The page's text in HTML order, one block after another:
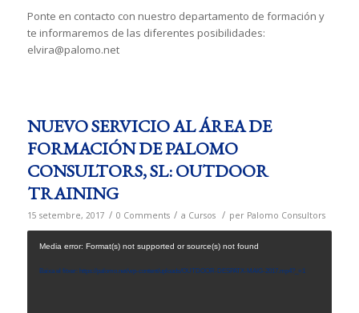
Ponte en contacto con nuestro departamento de formación y
te informaremos de las diferentes posibilidades:
elvira@palomo.net
NUEVO SERVICIO AL ÁREA DE
FORMACIÓN DE PALOMO
CONSULTORS, SL: OUTDOOR
TRAINING
15 setembre, 2017 / 0 Comments / a Cursos / per Palomo Consultors
Media error: Format(s) not supported or source(s) not found
Baixa el fitxer: https://palomo.net/wp-content/uploads/OUTDOOR-DESPATX-MAIG-2017.mp4?_=1